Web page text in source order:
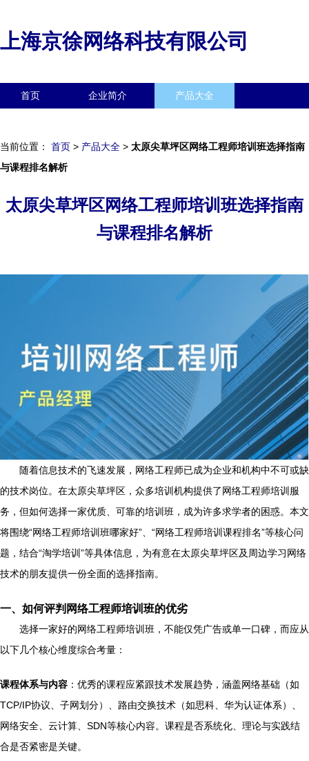
上海京徐网络科技有限公司
首页 企业简介 产品大全
当前位置： 首页 > 产品大全 > 太原尖草坪区网络工程师培训班选择指南
与课程排名解析
太原尖草坪区网络工程师培训班选择指南
与课程排名解析
随着信息技术的飞速发展，网络工程师已成为企业和机构中不可或缺
的技术岗位。在太原尖草坪区，众多培训机构提供了网络工程师培训服
务，但如何选择一家优质、可靠的培训班，成为许多求学者的困惑。本文
将围绕“网络工程师培训班哪家好”、“网络工程师培训课程排名”等核心问
题，结合“淘学培训”等具体信息，为有意在太原尖草坪区及周边学习网络
技术的朋友提供一份全面的选择指南。
一、如何评判网络工程师培训班的优劣
选择一家好的网络工程师培训班，不能仅凭广告或单一口碑，而应从
以下几个核心维度综合考量：
课程体系与内容 ：优秀的课程应紧跟技术发展趋势，涵盖网络基础（如
TCP/IP协议、子网划分）、路由交换技术（如思科、华为认证体系）、
网络安全、云计算、SDN等核心内容。课程是否系统化、理论与实践结
合是否紧密是关键。